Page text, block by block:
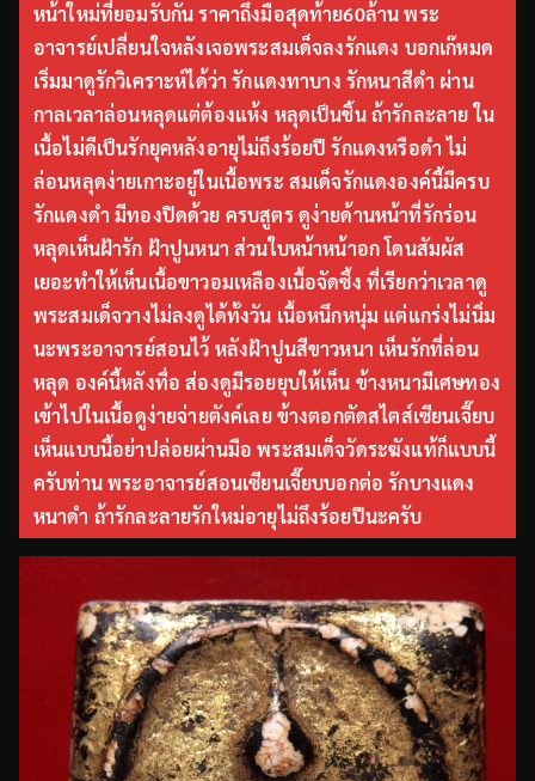
หน้าใหม่ที่ยอมรับกัน ราคาถึงมือสุดท้าย60ล้าน พระ
อาจารย์เปลี่ยนใจหลังเจอพระสมเด็จลงรักแดง บอกเก๊หมด
เริ่มมาดูรักวิเคราะห์ได้ว่า รักแดงทาบาง รักหนาสีดำ ผ่าน
กาลเวลาล่อนหลุดแต่ต้องแห้ง หลุดเป็นชิ้น ถ้ารักละลาย ใน
เนื้อไม่ดีเป็นรักยุคหลังอายุไม่ถึงร้อยปี รักแดงหรือดำ ไม่
ล่อนหลุดง่ายเกาะอยู่ในเนื้อพระ สมเด็จรักแดงองค์นี้มีครบ
รักแดงดำ มีทองปิดด้วย ครบสูตร ดูง่ายด้านหน้าที่รักร่อน
หลุดเห็นฝ้ารัก ฝ้าปูนหนา ส่วนใบหน้าหน้าอก โดนสัมผัส
เยอะทำให้เห็นเนื้อขาวอมเหลืองเนื้อจัดซึ้ง ที่เรียกว่าเวลาดู
พระสมเด็จวางไม่ลงดูได้ทั้งวัน เนื้อหนึกหนุ่ม แต่แกร่งไม่นิ่ม
นะพระอาจารย์สอนไว้ หลังฝ้าปูนสีขาวหนา เห็นรักที่ล่อน
หลุด องค์นี้หลังทื่อ ส่องดูมีรอยยุบให้เห็น ข้างหนามีเศษทอง
เข้าไปในเนื้อดูง่ายจ่ายตังค์เลย ข้างตอกตัดสไตส์เซียนเจี๊ยบ
เห็นแบบนี้อย่าปล่อยผ่านมือ พระสมเด็จวัดระฆังแท้ก็แบบนี้
ครับท่าน พระอาจารย์สอนเซียนเจี๊ยบบอกต่อ รักบางแดง
หนาดำ ถ้ารักละลายรักใหม่อายุไม่ถึงร้อยปีนะครับ